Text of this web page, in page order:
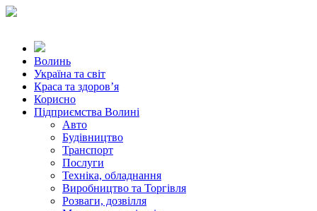
Волинь
Україна та світ
Краса та здоров’я
Корисно
Підприємства Волині
Авто
Будівництво
Транспорт
Послуги
Техніка, обладнання
Виробництво та Торгівля
Розваги, дозвілля